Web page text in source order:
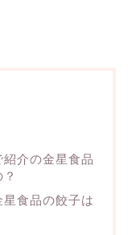
紹介の金星食品
星食品の餃子は